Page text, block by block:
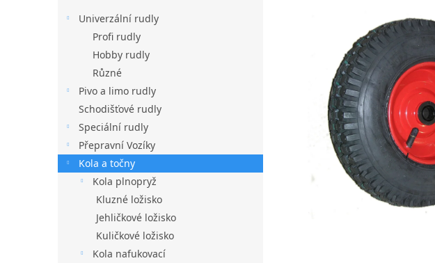
l
Univerzální rudly
Profi rudly
Hobby rudly
Různé
Pivo a limo rudly
Schodišťové rudly
Speciální rudly
Přepravní Vozíky
Kola a točny
Kola plnopryž
Kluzné ložisko
Jehličkové ložisko
Kuličkové ložisko
Kola nafukovací